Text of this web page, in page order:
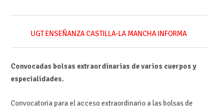
UGT ENSEÑANZA CASTILLA-LA MANCHA INFORMA
Convocadas bolsas extraordinarias de varios cuerpos y
especialidades.
Convocatoria para el acceso extraordinario a las bolsas de